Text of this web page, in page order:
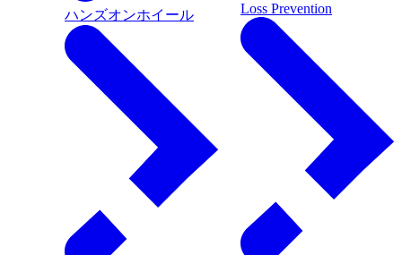
ハンズオンホイール Loss Prevention